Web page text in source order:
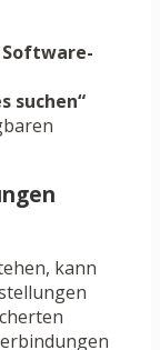
Software-
suchen“
kann